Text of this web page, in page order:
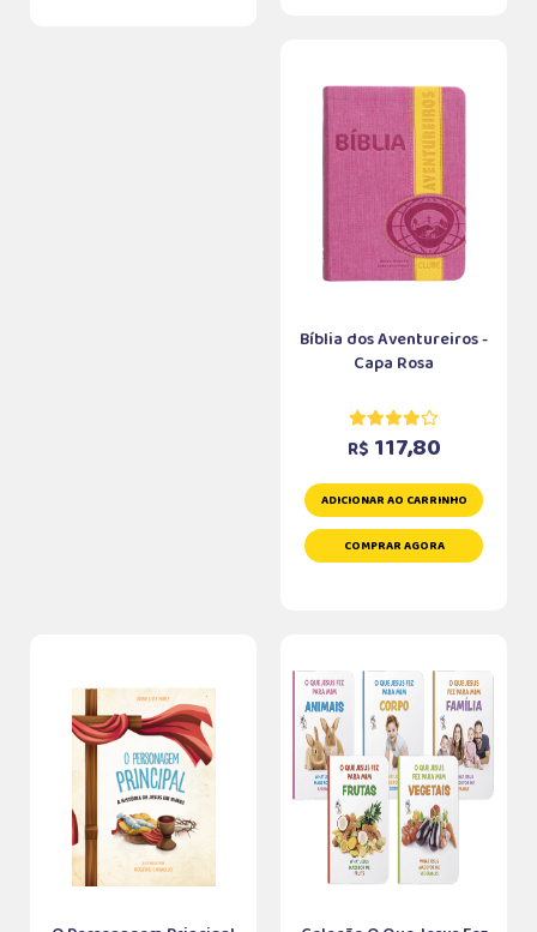
Bíblia dos Aventureiros -
Capa Rosa
R$ 117,80
ADICIONAR AO CARRINHO
COMPRAR AGORA